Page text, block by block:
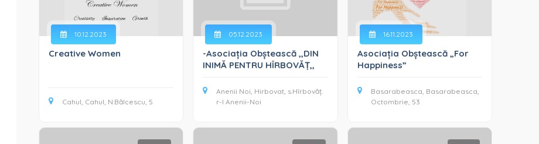
10.12.2023
Creative Women
Cahul, Cahul, N.Bălcescu, 5
05.12.2023
-Asociația Obștească ,,DIN
INIMĂ PENTRU HÎRBOVĂȚ,,
Anenii Noi, Hirbovat, s.Hîrbovăț.
r-l Anenii-Noi
16.11.2023
Asociația Obștească „For
Happiness”
Basarabeasca, Basarabeasca,
Octombrie, 53